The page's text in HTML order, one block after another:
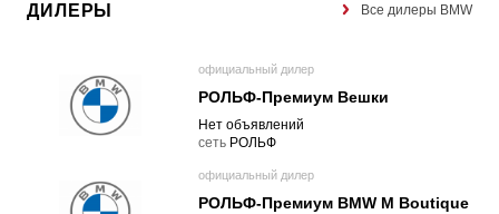
ДИЛЕРЫ Все дилеры BMW
официальный дилер
РОЛЬФ-Премиум Вешки
Нет объявлений
cеть РОЛЬФ
официальный дилер
РОЛЬФ-Премиум BMW M Boutique